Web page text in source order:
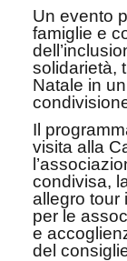
Un evento
famiglie e
solidarietà,
Natale in
Il
visita alla
condivisa,
allegro tour
per le
e
del